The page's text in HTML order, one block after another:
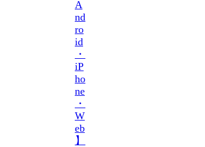
A
nd
ro
id
・
iP
ho
ne
・
W
eb
】